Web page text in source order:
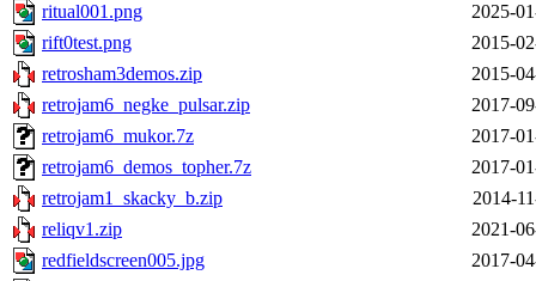
ritual001.png
2025-
rift0test.png
2015-
retrosham3demos.zip
2015-
retrojam6_negke_pulsar.zip
2017-
retrojam6_mukor.7z
2017-
retrojam6_demos_topher.7z
2017-
retrojam1_skacky_b.zip
2014-
reliqv1.zip
2021-
redfieldscreen005.jpg
2017-